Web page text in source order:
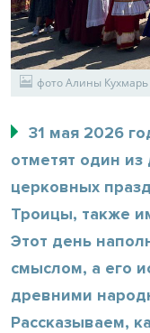
фото Алины Кухмарь
31 мая 2026
отметят один
церковных
Троицы, также
Этот день
смыслом, а его
древними
Рассказываем,